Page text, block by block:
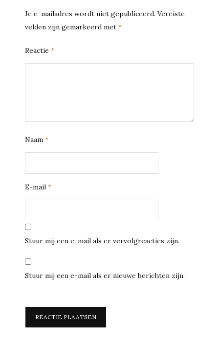
Je e-mailadres wordt niet gepubliceerd. Vereiste
velden zijn gemarkeerd met *
Reactie *
Naam *
E-mail *
Stuur mij een e-mail als er vervolgreacties zijn.
Stuur mij een e-mail als er nieuwe berichten zijn.